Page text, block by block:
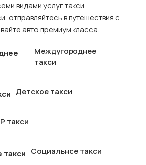
видами услуг такси,
отправляйтесь в путешествия с
авто премиум класса.
Междугороднее
такси
Детское такси
такси
Социальное такси